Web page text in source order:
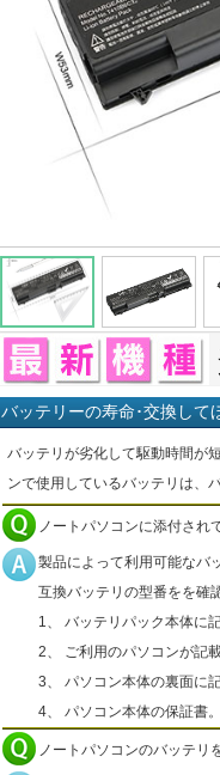
バッテリーの寿命･交換して
バッテリが劣化して駆動時間が
ンで使用しているバッテリは、
ノートパソコンに添付され
製品によって利用可能なバ
互換バッテリの型番をを確
1、 バッテリパック本体に
2、 ご利用のパソコンが記
3、 パソコン本体の裏面に
4、 パソコン本体の保証書。
ノートパソコンのバッテリ